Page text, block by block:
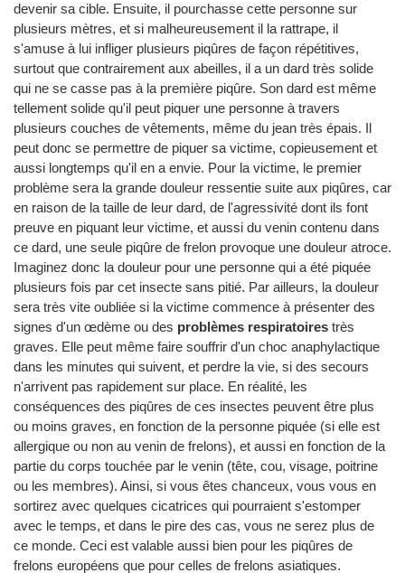
devenir sa cible. Ensuite, il pourchasse cette personne sur
plusieurs mètres, et si malheureusement il la rattrape, il
s'amuse à lui infliger plusieurs piqûres de façon répétitives,
surtout que contrairement aux abeilles, il a un dard très solide
qui ne se casse pas à la première piqûre. Son dard est même
tellement solide qu'il peut piquer une personne à travers
plusieurs couches de vêtements, même du jean très épais. Il
peut donc se permettre de piquer sa victime, copieusement et
aussi longtemps qu'il en a envie. Pour la victime, le premier
problème sera la grande douleur ressentie suite aux piqûres, car
en raison de la taille de leur dard, de l'agressivité dont ils font
preuve en piquant leur victime, et aussi du venin contenu dans
ce dard, une seule piqûre de frelon provoque une douleur atroce.
Imaginez donc la douleur pour une personne qui a été piquée
plusieurs fois par cet insecte sans pitié. Par ailleurs, la douleur
sera très vite oubliée si la victime commence à présenter des
signes d'un œdème ou des problèmes respiratoires très
graves. Elle peut même faire souffrir d'un choc anaphylactique
dans les minutes qui suivent, et perdre la vie, si des secours
n'arrivent pas rapidement sur place. En réalité, les
conséquences des piqûres de ces insectes peuvent être plus
ou moins graves, en fonction de la personne piquée (si elle est
allergique ou non au venin de frelons), et aussi en fonction de la
partie du corps touchée par le venin (tête, cou, visage, poitrine
ou les membres). Ainsi, si vous êtes chanceux, vous vous en
sortirez avec quelques cicatrices qui pourraient s'estomper
avec le temps, et dans le pire des cas, vous ne serez plus de
ce monde. Ceci est valable aussi bien pour les piqûres de
frelons européens que pour celles de frelons asiatiques.